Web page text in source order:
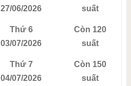
27/06/2026
suất
Thứ 6
03/07/2026
Còn 120
suất
Thứ 7
04/07/2026
Còn 150
suất